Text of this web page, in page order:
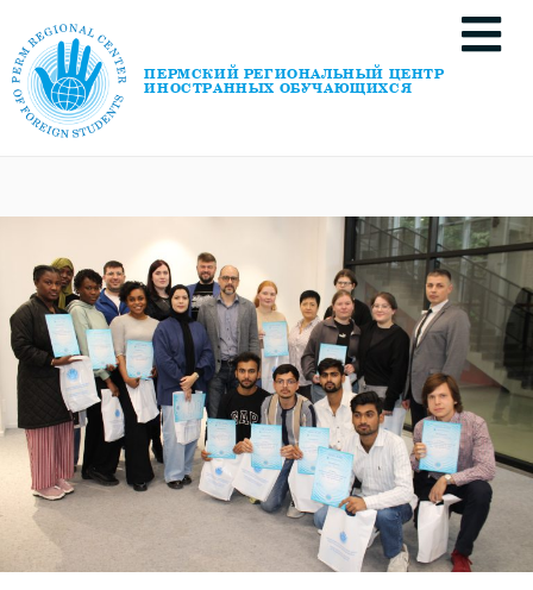
ПЕРМСКИЙ РЕГИОНАЛЬНЫЙ ЦЕНТР
ИНОСТРАННЫХ ОБУЧАЮЩИХСЯ